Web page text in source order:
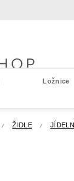
Ložnice
ŽIDLE